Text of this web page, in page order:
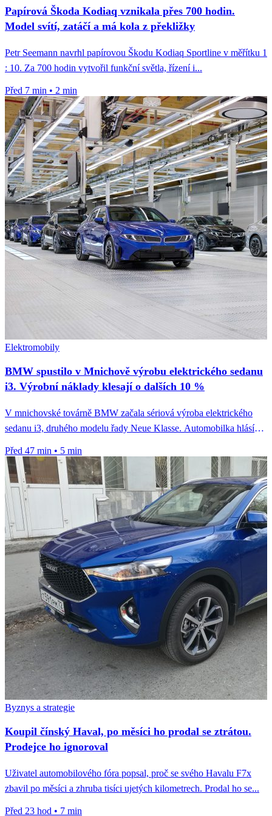
Papírová Škoda Kodiaq vznikala přes 700 hodin.
Model svítí, zatáčí a má kola z překližky
Petr Seemann navrhl papírovou Škodu Kodiaq Sportline v měřítku 1
: 10. Za 700 hodin vytvořil funkční světla, řízení i...
Před 7 min • 2 min
Elektromobily
BMW spustilo v Mnichově výrobu elektrického sedanu
i3. Výrobní náklady klesají o dalších 10 %
V mnichovské továrně BMW začala sériová výroba elektrického
sedanu i3, druhého modelu řady Neue Klasse. Automobilka hlásí
Před 47 min • 5 min
Byznys a strategie
Koupil čínský Haval, po měsíci ho prodal se ztrátou.
Prodejce ho ignoroval
Uživatel automobilového fóra popsal, proč se svého Havalu F7x
zbavil po měsíci a zhruba tisíci ujetých kilometrech. Prodal ho se...
Před 23 hod • 7 min